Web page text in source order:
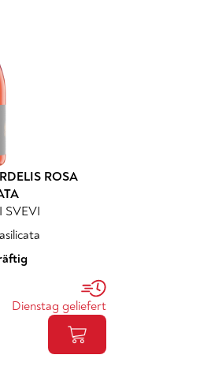
ROSA
SVEVI
Dienstag geliefert